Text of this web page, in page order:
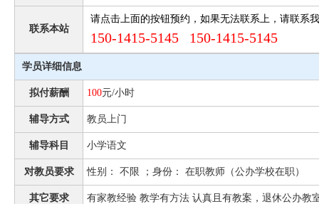
联系本站
请点击上面的按钮预约，如果无法联系上，请联系
150-1415-5145 150-1415-5145
学员详细信息
拟付薪酬 100元/小时
辅导方式 教员上门
辅导科目 小学语文
对教员要求 性别： 不限 ；身份： 在职教师（公办学校在职）
其它要求 有家教经验 教学有方法 认真且有教案，退休公办教